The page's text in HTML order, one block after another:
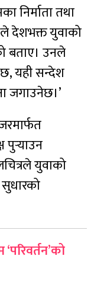
निर्माता तथा
देशभक्त युवाको
बताए। उनले
यही सन्देश
जगाउनेछ।’
पुर्‍याउन
युवाको
सुधारको